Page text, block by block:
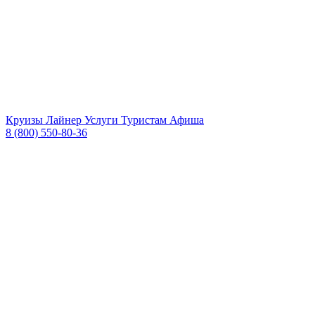
Круизы Лайнер Услуги Туристам Афиша
8 (800) 550-80-36